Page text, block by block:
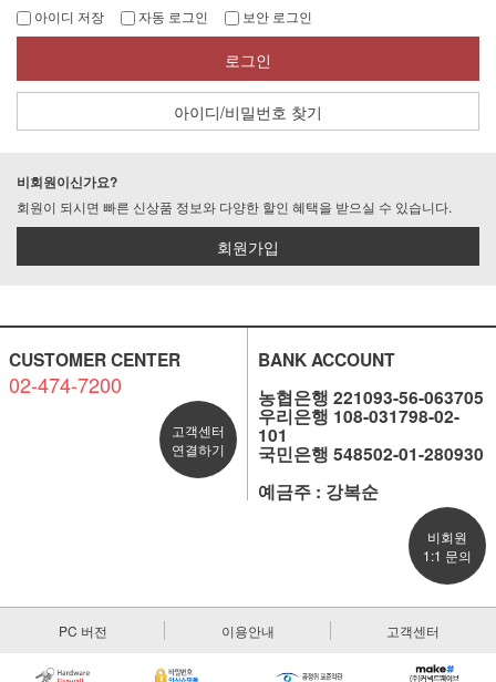
아이디 저장 자동 로그인 보안 로그인
로그인
아이디/비밀번호 찾기
비회원이신가요?
회원이 되시면 빠른 신상품 정보와 다양한 할인 혜택을 받으실 수 있습니다.
회원가입
CUSTOMER CENTER
02-474-7200
고객센터
연결하기
BANK ACCOUNT
농협은행 221093-56-063705
우리은행 108-031798-02-
101
국민은행 548502-01-280930
예금주 : 강복순
비회원
1:1 문의
PC 버전 이용안내 고객센터